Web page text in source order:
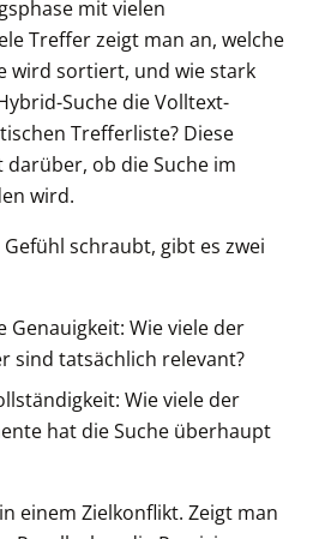
mit vielen
Treffer zeigt man an, welche
wird sortiert, und wie stark
Suche die Volltext-
Trefferliste? Diese
ob die Suche im
wird.
schraubt, gibt es zwei
Genauigkeit: Wie viele der
sind tatsächlich relevant?
Wie viele der
hat die Suche überhaupt
einem Zielkonflikt. Zeigt man